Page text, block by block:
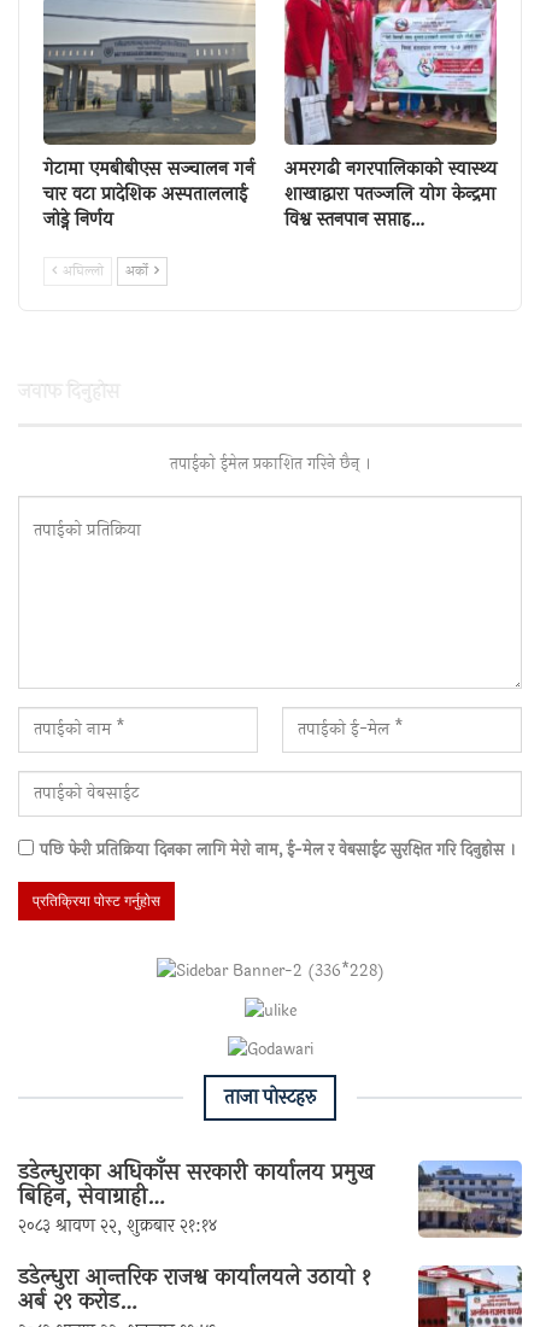
गेटामा एमबीबीएस सञ्चालन गर्न
चार वटा प्रादेशिक अस्पताललाई
जोड्ने निर्णय
अमरगढी नगरपालिकाको स्वास्थ्य
शाखाद्वारा पतञ्जलि योग केन्द्रमा
विश्व स्तनपान सप्ताह…
अघिल्लाे अर्काे
जवाफ दिनुहाेस
तपाईकाे ईमेल प्रकाशित गरिने छैन् ।
पछि फेरी प्रतिक्रिया दिनका लागि मेराे नाम, ई-मेल र वेबसाईट सुरक्षित गरि दिनुहाेस ।
ताजा पाेस्टहरु
डडेल्धुराका अधिकाँस सरकारी कार्यालय प्रमुख
बिहिन, सेवाग्राही…
२०८३ श्रावण २२, शुक्रबार २१:१४
डडेल्धुरा आन्तरिक राजश्व कार्यालयले उठायो १
अर्ब २९ करोड…